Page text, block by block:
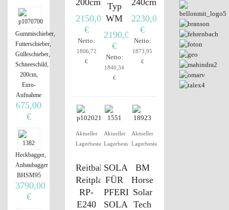
200cm
2150,00
€
Netto:
1806,72
€
Typ
WM
2190,00
€
Netto:
1840,34
€
240cm
2230,00
€
Netto:
1873,95
€
Aktueller
Lagerbestand
Reitbahnplaner
Reitplatzplaner
RP-
E240
Aktueller
Lagerbestand
SOLARIUM
FÜR
PFERDE
SOLAR-
Aktueller
Lagerbestand
BM
Horse
Solar
Tech
Gummischieber,
Futterschieber,
Gülleschieber,
Schneeschild,
200cm,
Euro-
Aufnahme
675,00
€
Heckbagger,
Anbaubagger
BHSM95
3790,00
€